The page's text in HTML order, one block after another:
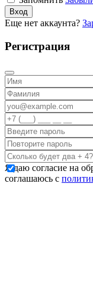
Вход
Еще нет аккаунта?
Регистрация
Я даю согласие на
соглашаюсь с